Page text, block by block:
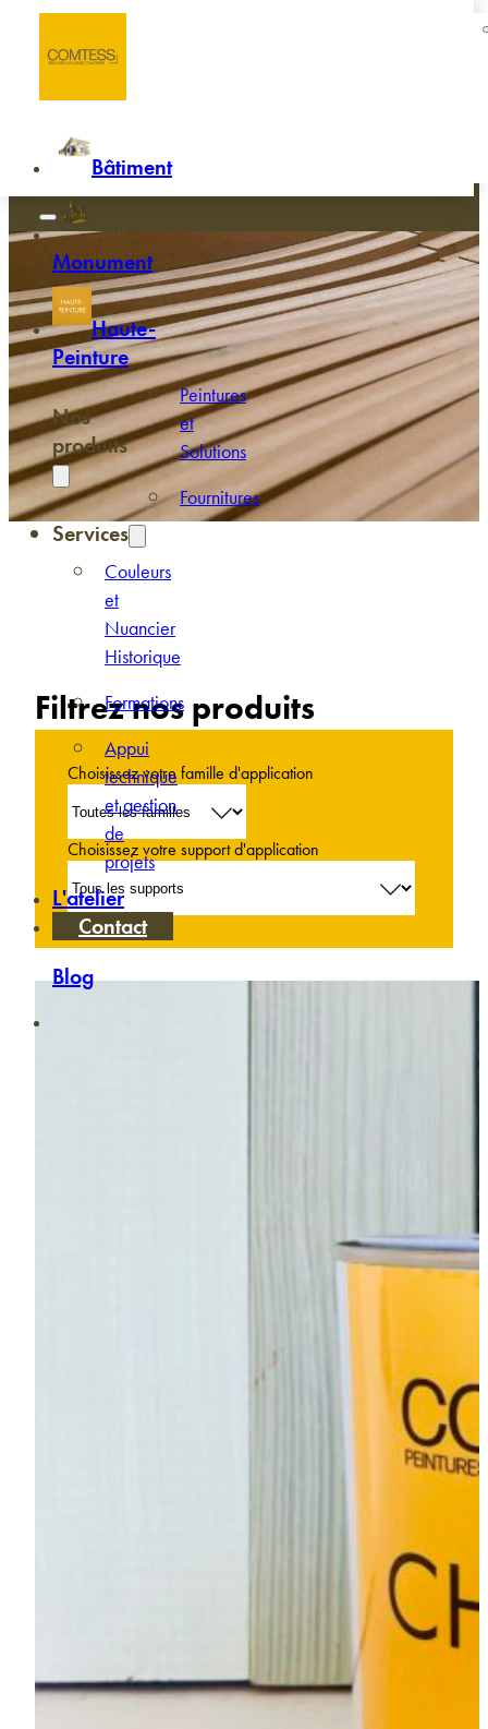
Passer au contenu principal
Bâtiment
Monument
Haute-
Peinture
Nos
produits
Peintures
et
Solutions
Fournitures
Services
Couleurs
et
Nuancier
Historique
Formations
Appui
technique
et gestion
de
projets
L'atelier
Contact
Blog
Ferronnerie d'art
Filtrez nos produits
Choisissez votre famille d'application
Choisissez votre support d'application